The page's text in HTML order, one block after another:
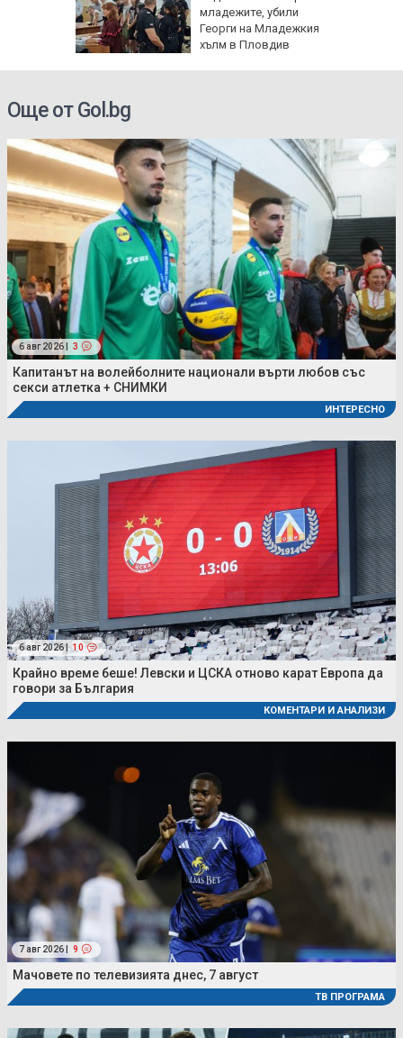
младежите, убили
Георги на Младежкия
хълм в Пловдив
Още от Gol.bg
6 авг 2026 | 3
Капитанът на волейболните национали върти любов със
секси атлетка + СНИМКИ
ИНТЕРЕСНО
6 авг 2026 | 10
Крайно време беше! Левски и ЦСКА отново карат Европа да
говори за България
КОМЕНТАРИ И АНАЛИЗИ
7 авг 2026 | 9
Мачовете по телевизията днес, 7 август
ТВ ПРОГРАМА